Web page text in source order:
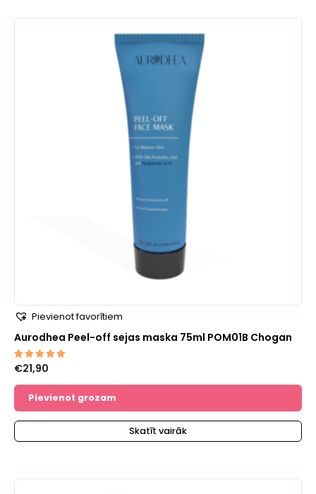
Pievienot favorītiem
Aurodhea Peel-off sejas maska 75ml POM01B Chogan
Novērtēts
5.00
€21,90
Pievienot grozam
Skatīt vairāk